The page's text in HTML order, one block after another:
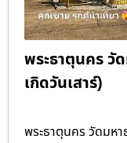
พระธาตุนคร วั
เกิดวันเสาร์)
พระธาตุนคร วัดมหา